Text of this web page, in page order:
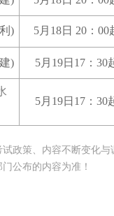
) 5月18日 20：00
) 5月19日17：30
5月19日17：30
政策、内容不断变化与
公布的内容为准！